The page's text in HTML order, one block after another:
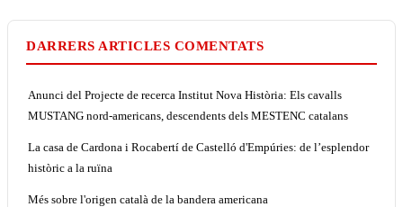
DARRERS ARTICLES COMENTATS
Anunci del Projecte de recerca Institut Nova Història: Els cavalls
MUSTANG nord-americans, descendents dels MESTENC catalans
La casa de Cardona i Rocabertí de Castelló d'Empúries: de l’esplendor
històric a la ruïna
Més sobre l'origen català de la bandera americana